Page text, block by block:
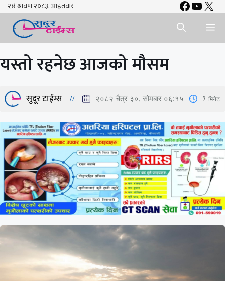
Skip
content
X
यस्तो रहनेछ आजको मौसम
सुदूर टाईम्स २०८२ चैत्र ३०, सोमबार ०६:१५ 1 मिनेट